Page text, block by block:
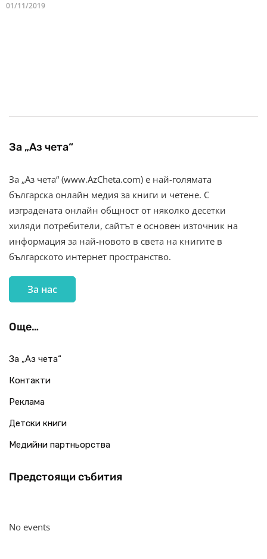
01/11/2019
За „Аз чета“
За „Аз чета“ (www.AzCheta.com) е най-голямата
българска онлайн медия за книги и четене. С
изградената онлайн общност от няколко десетки
хиляди потребители, сайтът е основен източник на
информация за най-новото в света на книгите в
българското интернет пространство.
За нас
Още…
За „Аз чета“
Контакти
Реклама
Детски книги
Медийни партньорства
Предстоящи събития
No events